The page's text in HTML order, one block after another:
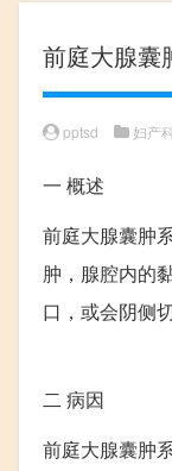
前庭大腺囊
pptsd 妇产
一 概述
前庭大腺囊肿
肿，腺腔内的
口，或会阴侧
二 病因
前庭大腺囊肿